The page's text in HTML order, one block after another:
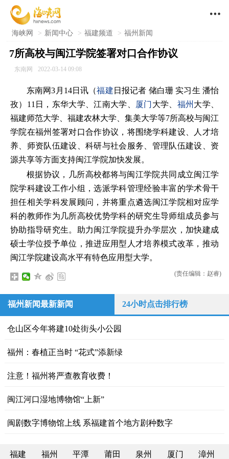

海峡网 > 新闻中心 > 福建频道 > 福州新闻
7所高校与闽江学院签署对口合作协议
东南网 2022-03-14 09:08
东南网3月14日讯（福建 日报记者 储白珊 实习生 潘怡
孜）11日，东华大学、江南大学、
厦门 大学、 福州 大学、
福建师范大学、福建农林大学、集美大学等7所高校与闽江
学院在福州签署对口合作协议，将围绕学科建设、人才培
养、师资队伍建设、科研与社会服务、管理队伍建设、资
源共享等方面支持闽江学院加快发展。
根据协议，几所高校都将与闽江学院共同成立闽江学
院学科建设工作小组，选派学科管理经验丰富的学术骨干
担任相关学科发展顾问，并将重点遴选闽江学院相对应学
科的教师作为几所高校优势学科的研究生导师组成员参与
协助指导研究生。助力闽江学院提升办学层次，加快建成
硕士学位授予单位，推进应用型人才培养模式改革，推动
闽江学院建设高水平有特色应用型大学。
(责任编辑：赵睿)
福州新闻最新新闻 24小时点击排行榜
仓山区今年将建10处街头小公园
福州：春植正当时 “花式”添新绿
注意！福州将严查教育收费！
闽江河口湿地博物馆“上新”
闽剧数字博物馆上线 系福建首个地方剧种数字
福建 福州 平潭 莆田 泉州 厦门 漳州